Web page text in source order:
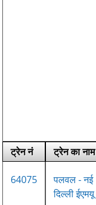
ट्रेन नं ट्रेन का नाम
64075
पलवल - नई
दिल्ली ईएमयू